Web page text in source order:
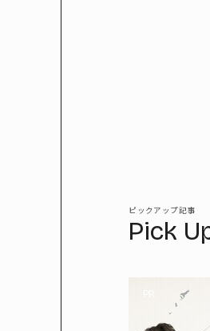
ピックアップ記事
Pick